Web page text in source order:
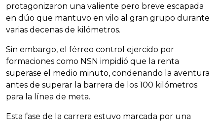
protagonizaron una valiente pero breve escapada
en dúo que mantuvo en vilo al gran grupo durante
varias decenas de kilómetros.
Sin embargo, el férreo control ejercido por
formaciones como NSN impidió que la renta
superase el medio minuto, condenando la aventura
antes de superar la barrera de los 100 kilómetros
para la línea de meta.
Esta fase de la carrera estuvo marcada por una